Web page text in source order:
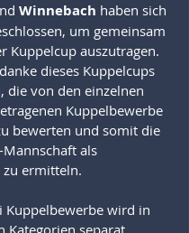
Winnebach haben sich
um gemeinsam
Kuppelcup auszutragen.
dieses Kuppelcups
die von den einzelnen
Kuppelbewerbe
bewerten und somit die
als
zu ermitteln.
Kuppelbewerbe wird in
Kategorien separat